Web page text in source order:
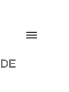
Toggle